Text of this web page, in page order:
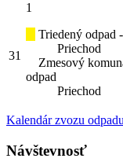
31
1
Triedený odpad
Priechod
Zmesový
odpad
Priechod
Kalendár zvozu odpadu
Návštevnosť